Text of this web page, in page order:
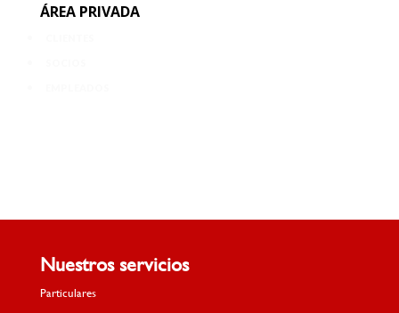
ÁREA PRIVADA
Nuestros servicios
Particulares